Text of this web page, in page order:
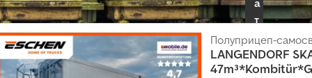
т
ь
п
а
Полуприцеп-
LANGENDORF